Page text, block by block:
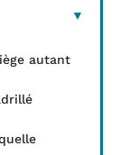
autant